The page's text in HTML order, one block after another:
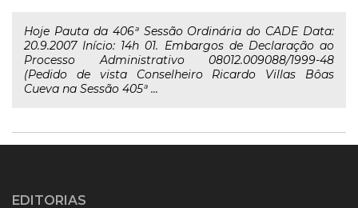
Hoje Pauta da 406ª Sessão Ordinária do CADE Data:
20.9.2007 Início: 14h 01. Embargos de Declaração ao
Processo Administrativo 08012.009088/1999-48
(Pedido de vista Conselheiro Ricardo Villas Bôas
Cueva na Sessão 405ª ...
EDITORIAS